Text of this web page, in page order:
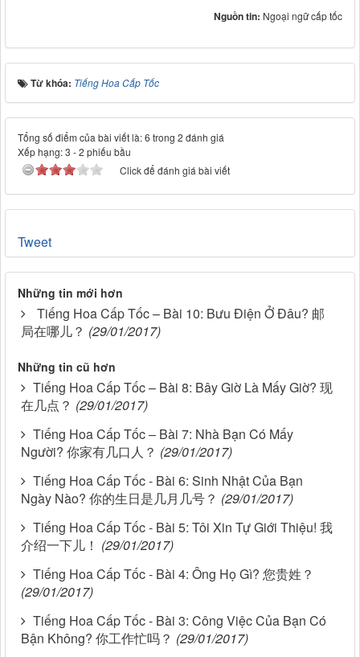
Nguồn tin: Ngoại ngữ cấp tốc
Từ khóa: Tiếng Hoa Cấp Tốc
Tổng số điểm của bài viết là: 6 trong 2 đánh giá
Xếp hạng:3 -2 phiếu bầu
Click để đánh giá bài viết
Tweet
Những tin mới hơn
Tiếng Hoa Cấp Tốc – Bài 10: Bưu Điện Ở Đâu? 邮
局在哪儿？ (29/01/2017)
Những tin cũ hơn
Tiếng Hoa Cấp Tốc – Bài 8: Bây Giờ Là Mấy Giờ? 现
在几点？ (29/01/2017)
Tiếng Hoa Cấp Tốc – Bài 7: Nhà Bạn Có Mấy
Người? 你家有几口人？ (29/01/2017)
Tiếng Hoa Cấp Tốc - Bài 6: Sinh Nhật Của Bạn
Ngày Nào? 你的生日是几月几号？ (29/01/2017)
Tiếng Hoa Cấp Tốc - Bài 5: Tôi Xin Tự Giới Thiệu! 我
介绍一下儿！ (29/01/2017)
Tiếng Hoa Cấp Tốc - Bài 4: Ông Họ Gì? 您贵姓？
(29/01/2017)
Tiếng Hoa Cấp Tốc - Bài 3: Công Việc Của Bạn Có
Bận Không? 你工作忙吗？ (29/01/2017)